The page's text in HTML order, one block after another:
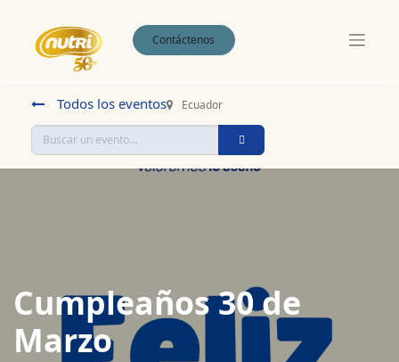
Contáctenos
Todos los eventos Ecuador
Cumpleaños 30 de
Marzo